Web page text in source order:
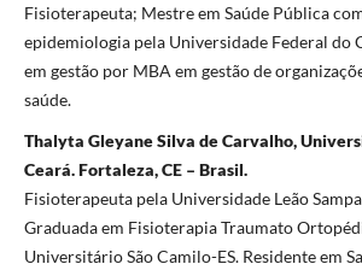
Fisioterapeuta; Mestre em Saúde Pública
epidemiologia pela Universidade Federal do
em gestão por MBA em gestão de
saúde.
Thalyta Gleyane Silva de Carvalho,
Ceará. Fortaleza, CE – Brasil.
Fisioterapeuta pela Universidade Leão
Graduada em Fisioterapia Traumato
Universitário São Camilo-ES. Residente em